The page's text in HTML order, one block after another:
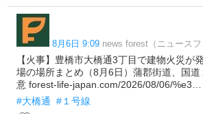
8月6日 9:09 news forest（ニュースフ
【火事】豊橋市大橋通3丁目で建物火災
場の場所まとめ（8月6日）蒲郡街道、国
意 forest-life-japan.com/2026/08/06/%e3…
#大橋通
#１号線